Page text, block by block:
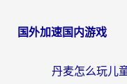
国外加速国内游戏